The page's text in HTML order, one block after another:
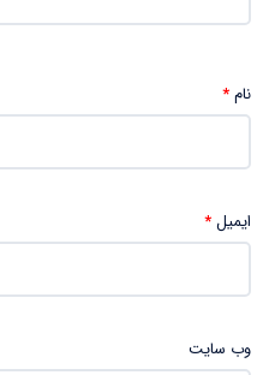
نام*
ایمیل*
وب‌ سایت